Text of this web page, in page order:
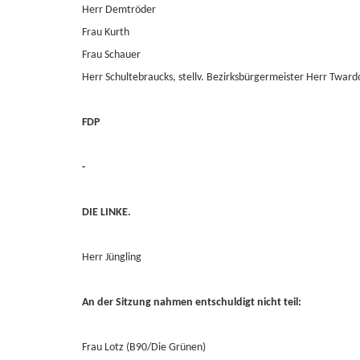
Herr Demtröder
Frau Kurth
Frau Schauer
Herr Schultebraucks, stellv. Bezirksbürgermeister Herr
FDP
-
DIE LINKE.
Herr Jüngling
An der Sitzung nahmen entschuldigt nicht teil:
Frau Lotz (B90/Die Grünen)